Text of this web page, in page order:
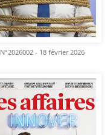
N°2026002 - 18 février 2026